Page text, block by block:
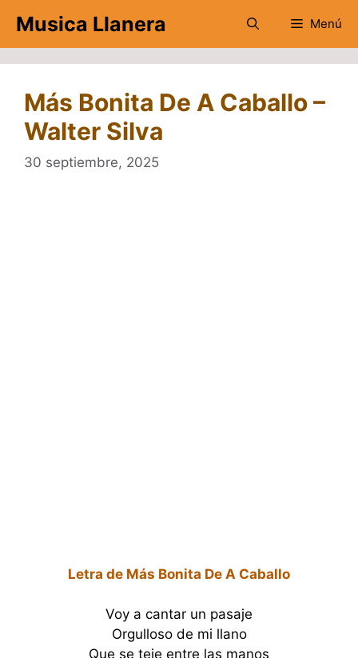
contenido
Musica Llanera Menú
Más Bonita De A Caballo –
Walter Silva
30 septiembre, 2025
Letra de Más Bonita De A Caballo
Voy a cantar un pasaje
Orgulloso de mi llano
Que se teje entre las manos